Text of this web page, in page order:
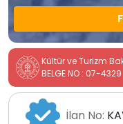
Kültür ve Turizm
BELGE NO : 07-4329
İlan No: